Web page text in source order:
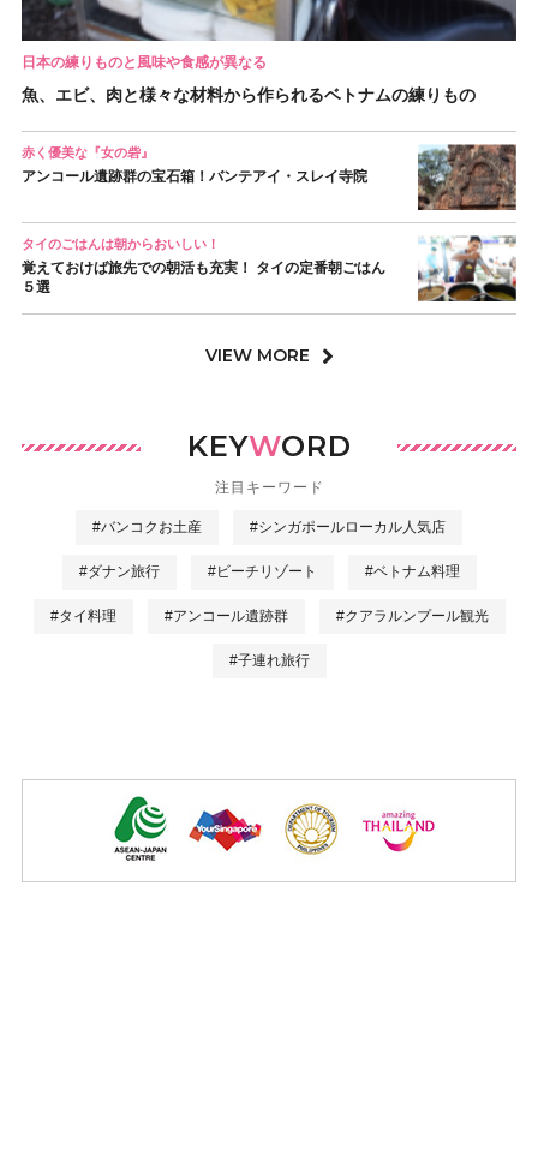
日本の練りものと風味や食感が異なる
魚、エビ、肉と様々な材料から作られるベトナムの練りもの
赤く優美な『女の砦』
アンコール遺跡群の宝石箱！バンテアイ・スレイ寺院
タイのごはんは朝からおいしい！
覚えておけば旅先での朝活も充実！ タイの定番朝ごはん
５選
VIEW MORE
KEYWORD
注目キーワード
#バンコクお土産 #シンガポールローカル人気店
#ダナン旅行 #ビーチリゾート #ベトナム料理
#タイ料理 #アンコール遺跡群 #クアラルンプール観光
#子連れ旅行